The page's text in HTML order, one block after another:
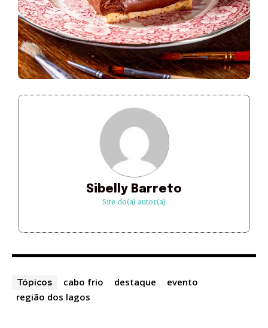
Sibelly Barreto
Site do(a) autor(a)
Tópicos cabo frio destaque
evento
região dos lagos